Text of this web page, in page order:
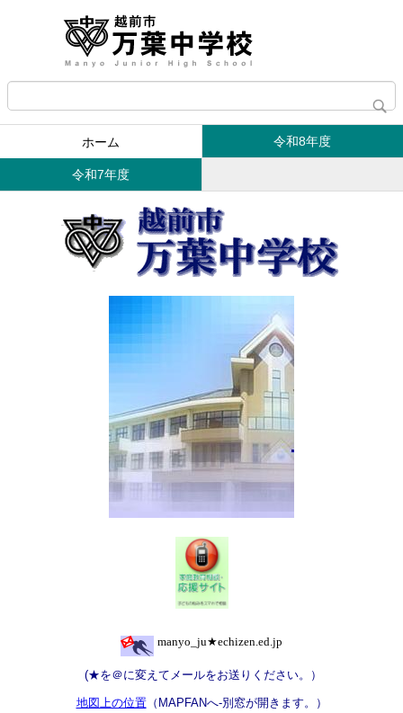
ホーム 令和8年度
令和7年度
manyo_ju★echizen.ed.jp
(★を＠に変えてメールをお送りください。）
地図上の位置（MAPFANへ-別窓が開きます。）